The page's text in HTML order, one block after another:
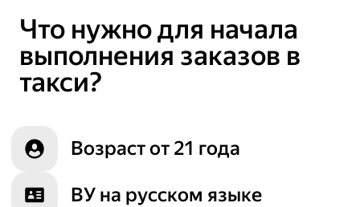
Что нужно для начала
выполнения заказов в
такси?
Возраст от 21 года
ВУ на русском языке